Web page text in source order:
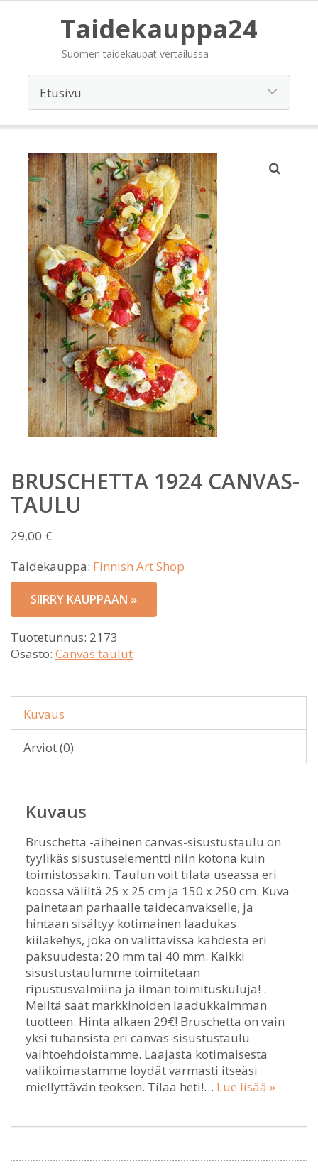
Taidekauppa24
Suomen taidekaupat vertailussa
BRUSCHETTA 1924 CANVAS-
TAULU
29,00 €
Taidekauppa: Finnish Art Shop
SIIRRY KAUPPAAN »
Tuotetunnus: 2173
Osasto: Canvas taulut
Kuvaus
Arviot (0)
Kuvaus
Bruschetta -aiheinen canvas-sisustustaulu on
tyylikäs sisustuselementti niin kotona kuin
toimistossakin. Taulun voit tilata useassa eri
koossa väliltä 25 x 25 cm ja 150 x 250 cm. Kuva
painetaan parhaalle taidecanvakselle, ja
hintaan sisältyy kotimainen laadukas
kiilakehys, joka on valittavissa kahdesta eri
paksuudesta: 20 mm tai 40 mm. Kaikki
sisustustaulumme toimitetaan
ripustusvalmiina ja ilman toimituskuluja! .
Meiltä saat markkinoiden laadukkaimman
tuotteen. Hinta alkaen 29€! Bruschetta on vain
yksi tuhansista eri canvas-sisustustaulu
vaihtoehdoistamme. Laajasta kotimaisesta
valikoimastamme löydät varmasti itseäsi
miellyttävän teoksen. Tilaa heti!… Lue lisää »